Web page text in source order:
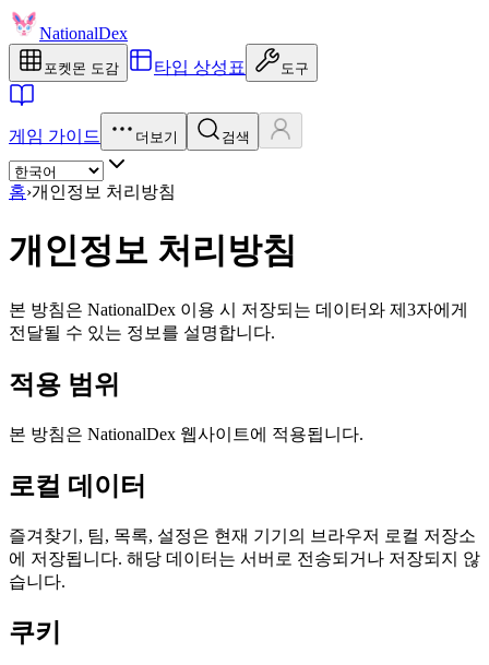
NationalDex
포켓몬 도감 타입 상성표 도구
게임 가이드 더보기 검색
홈›개인정보 처리방침
개인정보 처리방침
본 방침은 NationalDex 이용 시 저장되는 데이터와 제3자에게
전달될 수 있는 정보를 설명합니다.
적용 범위
본 방침은 NationalDex 웹사이트에 적용됩니다.
로컬 데이터
즐겨찾기, 팀, 목록, 설정은 현재 기기의 브라우저 로컬 저장소
에 저장됩니다. 해당 데이터는 서버로 전송되거나 저장되지 않
습니다.
쿠키